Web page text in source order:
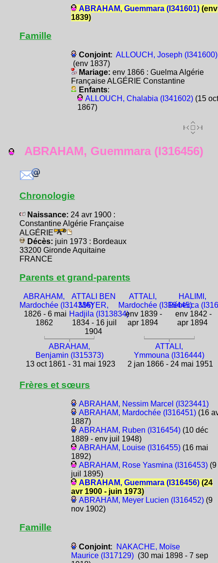
ABRAHAM, Guemmara (I341601)(env
1839)
Famille
Conjoint: ALLOUCH, Joseph (I341600)
(env 1837)
Mariage: env 1866 : Guelma Algérie
Française ALGÉRIE Constantine
Enfants:
ALLOUCH, Chalabia (I341602)(15 oct
1867)
ABRAHAM, Guemmara (I316456)
Chronologie
Naissance: 24 avr 1900 :
Constantine Algérie Française
ALGÉRIE
Décès: juin 1973 : Bordeaux
33200 Gironde Aquitaine
FRANCE
Parents et grand-parents
ABRAHAM,
Mardochée (I314336)
1826 - 6 mai
1862
ATTALI BEN
MAYER,
Hadjila (I313834)
1834 - 16 juil
1904
ATTALI,
Mardochée (I316445)
env 1839 -
apr 1894
HALIMI,
Rébecca
env 1842 -
apr 1894
ABRAHAM,
Benjamin (I315373)
13 oct 1861 - 31 mai 1923
ATTALI,
Ymmouna (I316444)
2 jan 1866 - 24 mai 1951
Frères et sœurs
ABRAHAM, Nessim Marcel (I323441)
ABRAHAM, Mardochée (I316451)(16
1887)
ABRAHAM, Ruben (I316454)(10 déc
1889 - env juil 1948)
ABRAHAM, Louise (I316455)(16 mai
1892)
ABRAHAM, Rose Yasmina (I316453)(9
juil 1895)
ABRAHAM, Guemmara (I316456)(24
avr 1900 - juin 1973)
ABRAHAM, Meyer Lucien (I316452)(9
nov 1902)
Famille
Conjoint:
NAKACHE, Moïse
Maurice (I317129)(30 mai 1898 - 7 sep